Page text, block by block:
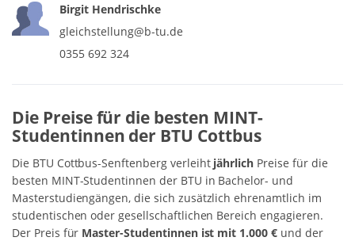
Birgit Hendrischke
gleichstellung@b-tu.de
0355 692 324
Die Preise für die besten MINT-
Studentinnen der BTU Cottbus
Die BTU Cottbus-Senftenberg verleiht jährlich Preise für die
besten MINT-Studentinnen der BTU in Bachelor- und
Masterstudiengängen, die sich zusätzlich ehrenamtlich im
studentischen oder gesellschaftlichen Bereich engagieren.
Der Preis für Master-Studentinnen ist mit 1.000 €und der